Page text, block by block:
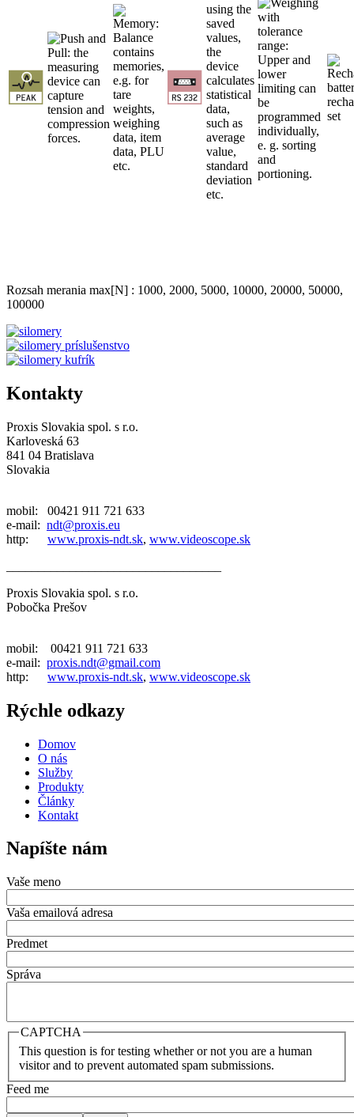
Rozsah merania max[N] : 1000, 2000, 5000, 10000, 20000, 50000,
100000
Kontakty
Proxis Slovakia spol. s r.o.
Karloveská 63
841 04 Bratislava
Slovakia
mobil: 00421 911 721 633
e-mail: ndt@proxis.eu
http: www.proxis-ndt.sk, www.videoscope.sk
Proxis Slovakia spol. s r.o.
Pobočka Prešov
mobil: 00421 911 721 633
e-mail: proxis.ndt@gmail.com
http: www.proxis-ndt.sk, www.videoscope.sk
Rýchle odkazy
Domov
O nás
Služby
Produkty
Články
Kontakt
Napíšte nám
Vaše meno
Vaša emailová adresa
Predmet
Správa
CAPTCHA
This question is for testing whether or not you are a human
visitor and to prevent automated spam submissions.
Feed me